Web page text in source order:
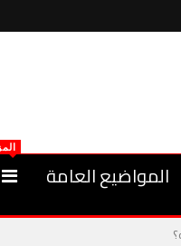
المواضيع العامة